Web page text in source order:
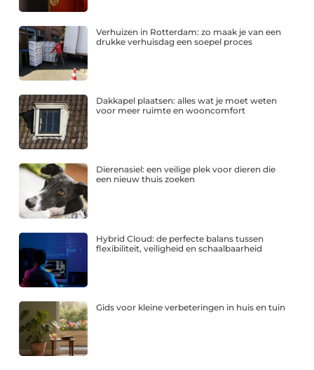
Verhuizen in Rotterdam: zo maak je van een
drukke verhuisdag een soepel proces
Dakkapel plaatsen: alles wat je moet weten
voor meer ruimte en wooncomfort
Dierenasiel: een veilige plek voor dieren die
een nieuw thuis zoeken
Hybrid Cloud: de perfecte balans tussen
flexibiliteit, veiligheid en schaalbaarheid
Gids voor kleine verbeteringen in huis en tuin